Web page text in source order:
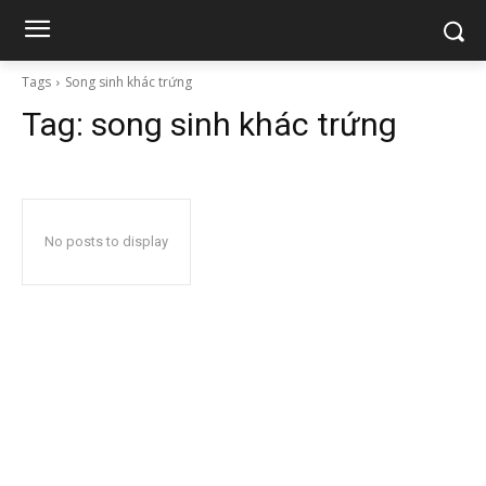
Tags Song sinh khác trứng
Tag: song sinh khác trứng
No posts to display